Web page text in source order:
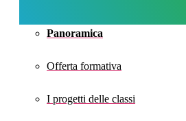
Panoramica
Offerta formativa
I progetti delle classi